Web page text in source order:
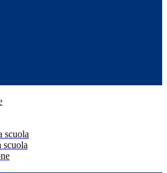
scuola
scuola